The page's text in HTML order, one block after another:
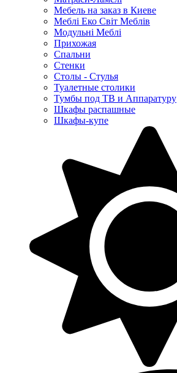
Мебель на заказ в Киеве
Меблі Еко Світ Меблів
Модульні Меблі
Прихожая
Спальни
Стенки
Столы - Стулья
Туалетные столики
Тумбы под ТВ и Аппаратуру
Шкафы распашные
Шкафы-купе